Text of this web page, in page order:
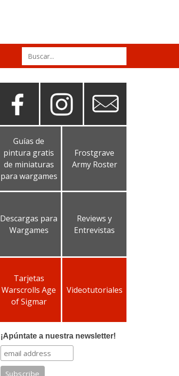
Search
for:
Guías de
pintura gratis
de miniaturas
para wargames
Frostgrave
Army Roster
Descargas para
Wargames
Reviews y
Entrevistas
Tarjetas
Warscrolls Age
of Sigmar
Videotutoriales
¡Apúntate a nuestra newsletter!